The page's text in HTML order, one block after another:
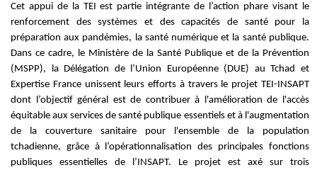
Cet appui de la TEI est partie intégrante de l’action phare visant le
renforcement des systèmes et des capacités de santé pour la
préparation aux pandémies, la santé numérique et la santé publique.
Dans ce cadre, le Ministère de la Santé Publique et de la Prévention
(MSPP), la Délégation de l’Union Européenne (DUE) au Tchad et
Expertise France unissent leurs efforts à travers le projet TEI-INSAPT
dont l’objectif général est de contribuer à l'amélioration de l'accès
équitable aux services desanté publique essentiels et à l'augmentation
de la couverture sanitaire pour l'ensemble de la population
tchadienne, grâce à l’opérationnalisation des principales fonctions
publiques essentielles de l’INSAPT. Le projet est axé sur trois